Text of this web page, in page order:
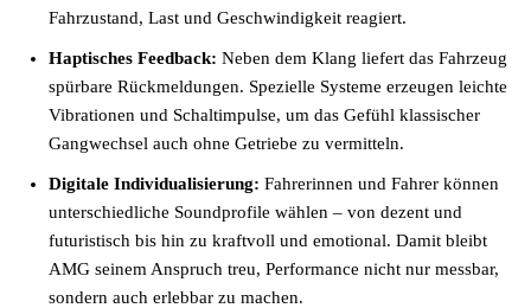
Fahrzustand, Last und Geschwindigkeit reagiert.
Haptisches Feedback: Neben dem Klang liefert das Fahrzeug
spürbare Rückmeldungen. Spezielle Systeme erzeugen leichte
Vibrationen und Schaltimpulse, um das Gefühl klassischer
Gangwechsel auch ohne Getriebe zu vermitteln.
Digitale Individualisierung: Fahrerinnen und Fahrer können
unterschiedliche Soundprofile wählen – von dezent und
futuristisch bis hin zu kraftvoll und emotional. Damit bleibt
AMG seinem Anspruch treu, Performance nicht nur messbar,
sondern auch erlebbar zu machen.